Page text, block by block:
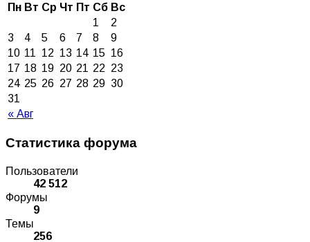
Пн Вт Ср Чт Пт Сб Вс
« Авг
1
2
3
4 5 6 7 8
9
10 11 12 13 14 15 16
17 18 19 20 21 22 23
24 25 26 27 28 29 30
31
Статистика форума
Пользователи
42 512
Форумы
9
Темы
256